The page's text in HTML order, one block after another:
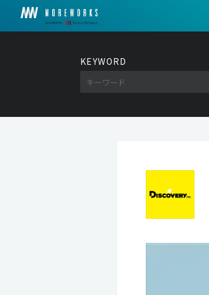
KEYWORD